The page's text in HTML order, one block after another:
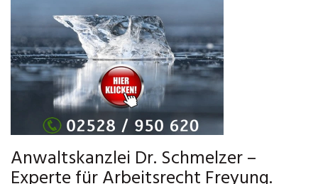
Anwaltskanzlei Dr. Schmelzer –